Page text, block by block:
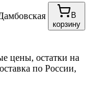
В
корзину
цены, остатки на
по России,